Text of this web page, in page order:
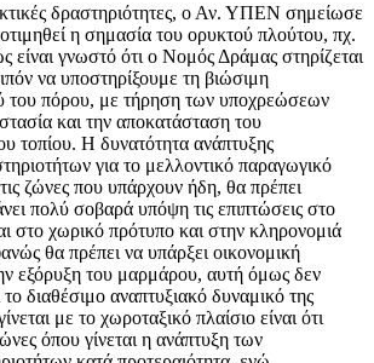
δραστηριότητες, ο Αν. ΥΠΕΝ σημείωσε
η σημασία του ορυκτού πλούτου, πχ.
γνωστό ότι ο Νομός Δράμας στηρίζεται
να υποστηρίξουμε τη βιώσιμη
του πόρου, με τήρηση των υποχρεώσεων
και την αποκατάσταση του
τοπίου. Η δυνατότητα ανάπτυξης
για το μελλοντικό παραγωγικό
ζώνες που υπάρχουν ήδη, θα πρέπει
πολύ σοβαρά υπόψη τις επιπτώσεις στο
στο χωρικό πρότυπο και στην κληρονομιά
θα πρέπει να υπάρξει οικονομική
εξόρυξη του μαρμάρου, αυτή όμως δεν
διαθέσιμο αναπτυξιακό δυναμικό της
με το χωροταξικό πλαίσιο είναι ότι
όπου γίνεται η ανάπτυξη των